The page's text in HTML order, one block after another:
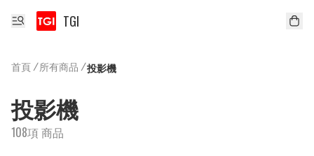
TGI
首頁/所有商品 /投影機
投影機
108項 商品